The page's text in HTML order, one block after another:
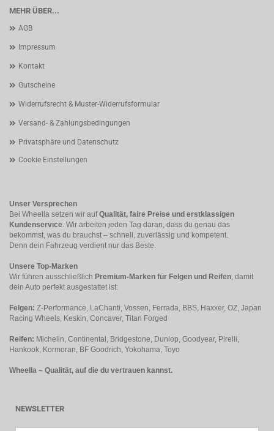
MEHR ÜBER...
AGB
Impressum
Kontakt
Gutscheine
Widerrufsrecht & Muster-Widerrufsformular
Versand- & Zahlungsbedingungen
Privatsphäre und Datenschutz
Cookie Einstellungen
Unser Versprechen
Bei Wheella setzen wir aufQualität, faire Preise und erstklassigen
Kundenservice. Wir arbeiten jeden Tag daran, dass du genau das
bekommst, was du brauchst – schnell, zuverlässig und kompetent.
Denn dein Fahrzeug verdient nur das Beste.
Unsere Top-Marken
Wir führen ausschließlich Premium-Marken für Felgen und Reifen, damit
dein Auto perfekt ausgestattet ist:
Felgen: Z-Performance, LaChanti, Vossen, Ferrada, BBS, Haxxer, OZ, Japan
Racing Wheels, Keskin, Concaver, Titan Forged
Reifen: Michelin, Continental, Bridgestone, Dunlop, Goodyear, Pirelli,
Hankook, Kormoran, BF Goodrich, Yokohama, Toyo
Wheella – Qualität, auf die du vertrauen kannst.
NEWSLETTER